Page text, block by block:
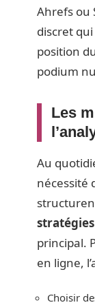
Ahrefs ou
discret
position
podium
Les
Au
nécessité
stratégies
principal.
en ligne,
Choisir